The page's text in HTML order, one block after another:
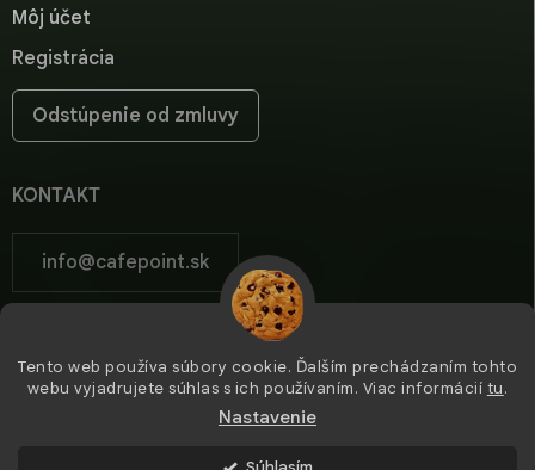
Tento web používa súbory cookie. Ďalším prechádzaním tohto
webu vyjadrujete súhlas s ich používaním. Viac informácií tu.
Nastavenie
Môj účet
Registrácia
Odstúpenie od zmluvy
KONTAKT
info@cafepoint.sk
cafepoint_sk/